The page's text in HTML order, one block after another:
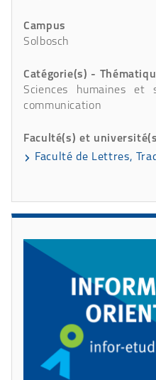
Campus
Solbosch
Catégorie(s) -
Sciences humaines
communication
Faculté(s) et
Faculté de Lettres,